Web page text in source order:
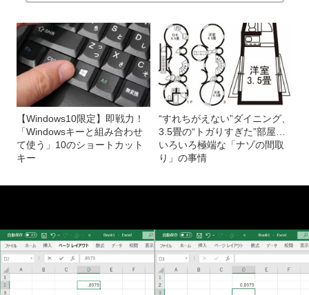
【Windows10限定】即戦力！
「Windowsキーと組み合わせ
て使う」10のショートカット
キー
“すれちがえない”ダイニング、
3.5畳の“トガりすぎた”部屋…
いろいろ極端な「ナゾの間取
り」の事情